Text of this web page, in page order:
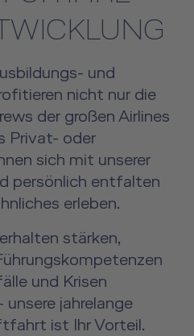
e-services
und
nicht nur die
der großen Airlines
Privat- oder
sich mit unserer
persönlich entfalten
erleben.
stärken,
und Krisen
jahrelange
ist Ihr Vorteil.